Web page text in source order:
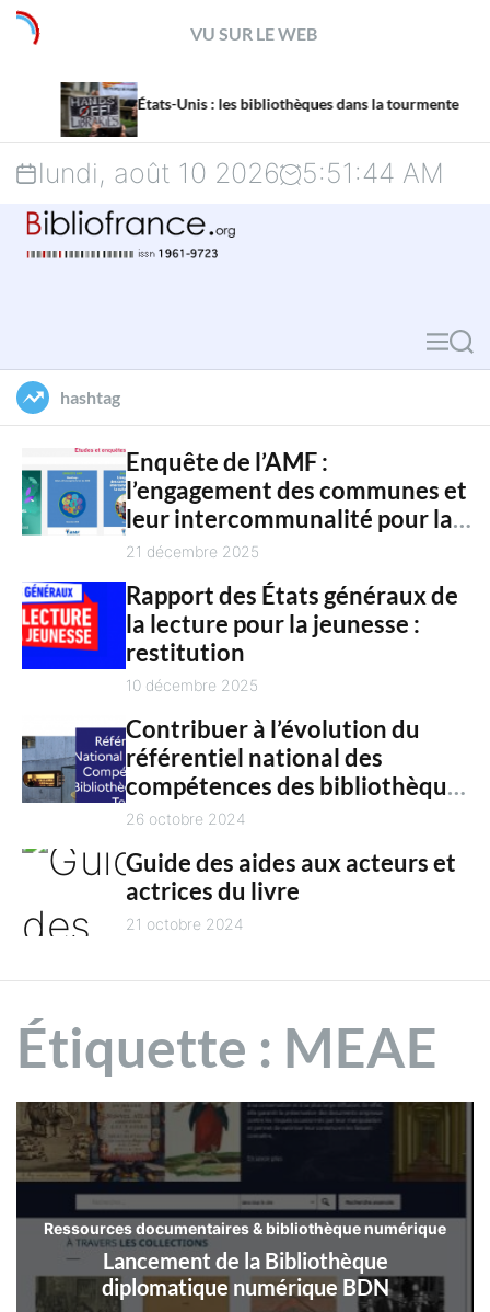
p
n
VU SUR LE WEB
Unis : les bibliothèques dans la tourmente
menacée
lundi, août 10 2026 5:51 :45 AM
M
n
S
a
c
h
hashtag
Enquête de l’AMF :
l’engagement des communes et
leur intercommunalité pour la
culture en 2025
21 décembre 2025
Rapport des États généraux de
la lecture pour la jeunesse :
restitution
10 décembre 2025
Contribuer à l’évolution du
référentiel national des
compétences des bibliothèques
territoriales
26 octobre 2024
Guide des aides aux acteurs et
actrices du livre
21 octobre 2024
Étiquette : MEAE
Ressources documentaires & bibliothèque numérique
Lancement de la Bibliothèque
diplomatique numérique BDN